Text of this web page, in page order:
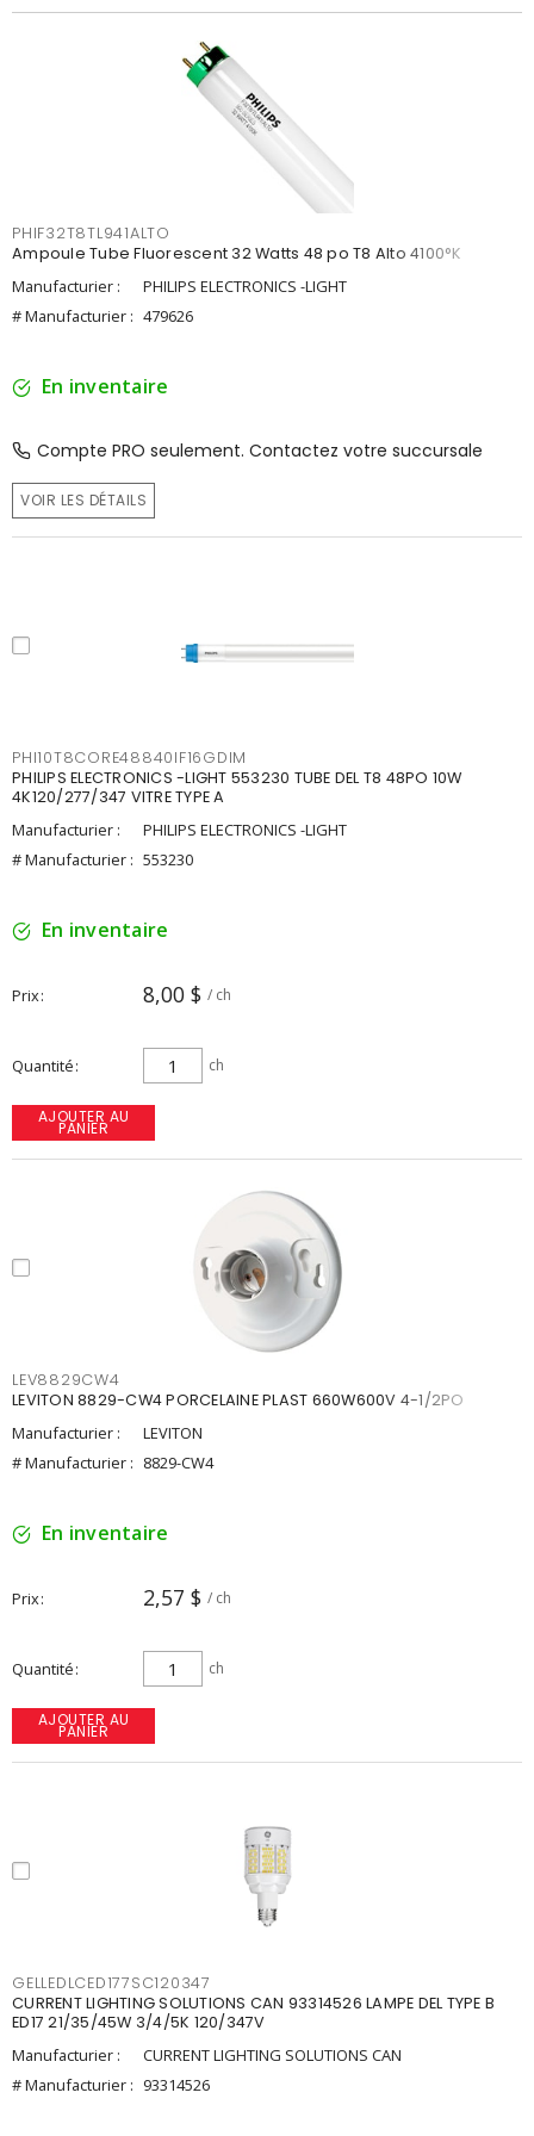
PHIF32T8TL941ALTO
Ampoule Tube Fluorescent 32 Watts 48 po T8 Alto 4100°K
Manufacturier :
PHILIPS ELECTRONICS -LIGHT
# Manufacturier : 479626
En inventaire
Compte PRO seulement. Contactez votre succursale
VOIR LES DÉTAILS
PHI10T8CORE48840IF16GDIM
PHILIPS ELECTRONICS -LIGHT 553230 TUBE DEL T8 48PO 10W
4K120/277/347 VITRE TYPE A
Manufacturier :
PHILIPS ELECTRONICS -LIGHT
# Manufacturier : 553230
En inventaire
Prix 8,00 $ / ch
Quantité ch
AJOUTER AU
PANIER
LEV8829CW4
LEVITON 8829-CW4 PORCELAINE PLAST 660W600V 4-1/2PO
Manufacturier :
LEVITON
# Manufacturier : 8829-CW4
En inventaire
Prix 2,57 $ / ch
Quantité ch
AJOUTER AU
PANIER
GELLEDLCED177SC120347
CURRENT LIGHTING SOLUTIONS CAN 93314526 LAMPE DEL TYPE B
ED17 21/35/45W 3/4/5K 120/347V
Manufacturier :
CURRENT LIGHTING SOLUTIONS CAN
# Manufacturier : 93314526